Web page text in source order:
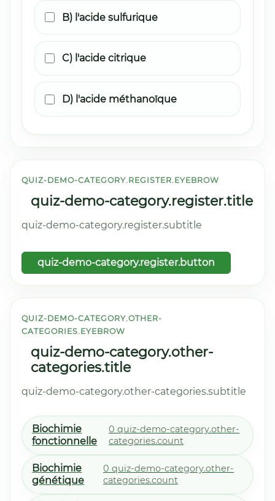
B) l'acide sulfurique
C) l'acide citrique
D) l'acide méthanoïque
QUIZ-DEMO-CATEGORY.REGISTER.EYEBROW
quiz-demo-category.register.title
quiz-demo-category.register.subtitle
quiz-demo-category.register.button
QUIZ-DEMO-CATEGORY.OTHER-
CATEGORIES.EYEBROW
quiz-demo-category.other-
categories.title
quiz-demo-category.other-categories.subtitle
Biochimie
fonctionnelle
0 quiz-demo-category.other-
categories.count
Biochimie
génétique
0 quiz-demo-category.other-
categories.count